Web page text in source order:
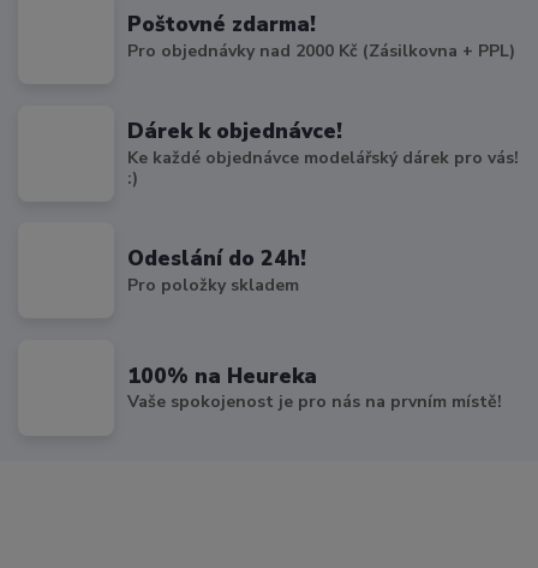
Poštovné zdarma!
Pro objednávky nad 2000 Kč (Zásilkovna + PPL)
Dárek k objednávce!
Ke každé objednávce modelářský dárek pro vás!
:)
Odeslání do 24h!
Pro položky skladem
100% na Heureka
Vaše spokojenost je pro nás na prvním místě!